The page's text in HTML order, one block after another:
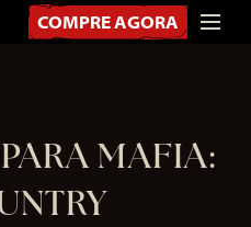
COMPRE AGORA
MAFIA: